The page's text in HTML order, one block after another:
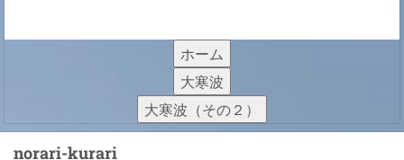
ホーム
大寒波
大寒波（その２）
norari-kurari